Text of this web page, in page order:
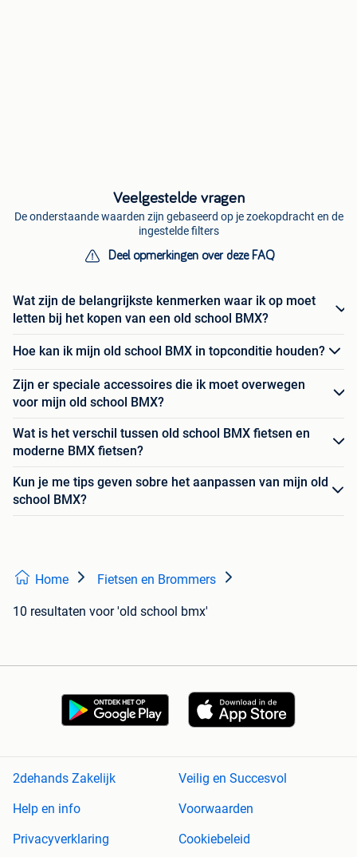
Veelgestelde vragen
De onderstaande waarden zijn gebaseerd op je zoekopdracht en de
ingestelde filters
Deel opmerkingen over deze FAQ
Wat zijn de belangrijkste kenmerken waar ik op moet
letten bij het kopen van een old school BMX?
Hoe kan ik mijn old school BMX in topconditie houden?
Zijn er speciale accessoires die ik moet overwegen
voor mijn old school BMX?
Wat is het verschil tussen old school BMX fietsen en
moderne BMX fietsen?
Kun je me tips geven sobre het aanpassen van mijn old
school BMX?
Home Fietsen en Brommers
10 resultaten voor 'old school bmx'
2dehands Zakelijk
Veilig en Succesvol
Help en info
Voorwaarden
Privacyverklaring
Cookiebeleid